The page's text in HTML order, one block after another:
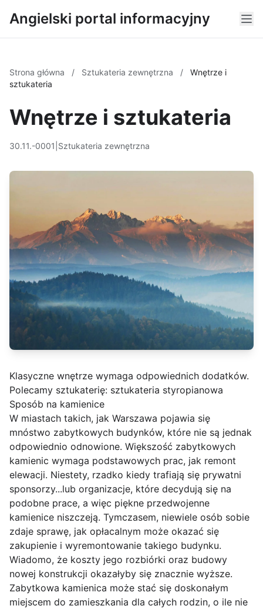
Angielski portal informacyjny
Strona główna / Sztukateria zewnętrzna /
Wnętrze i
sztukateria
Wnętrze i sztukateria
30.11.-0001 Sztukateria zewnętrzna
Klasyczne wnętrze wymaga odpowiednich dodatków.
Polecamy sztukaterię: sztukateria styropianowa
Sposób na kamienice
W miastach takich, jak Warszawa pojawia się
mnóstwo zabytkowych budynków, które nie są jednak
odpowiednio odnowione. Większość zabytkowych
kamienic wymaga podstawowych prac, jak remont
elewacji. Niestety, rzadko kiedy trafiają się prywatni
sponsorzy...lub organizacje, które decydują się na
podobne prace, a więc piękne przedwojenne
kamienice niszczeją. Tymczasem, niewiele osób sobie
zdaje sprawę, jak opłacalnym może okazać się
zakupienie i wyremontowanie takiego budynku.
Wiadomo, że koszty jego rozbiórki oraz budowy
nowej konstrukcji okazałyby się znacznie wyższe.
Zabytkowa kamienica może stać się doskonałym
miejscem do zamieszkania dla całych rodzin, o ile nie